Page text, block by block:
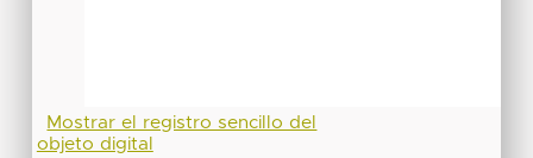
Mostrar el registro sencillo del
objeto digital